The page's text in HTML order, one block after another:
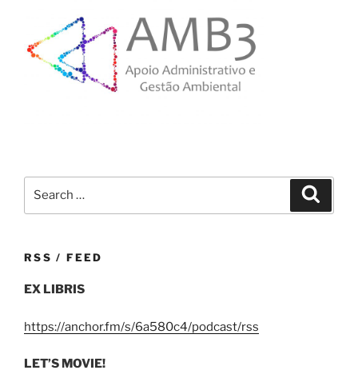
RSS / FEED
EX LIBRIS
https://anchor.fm/s/6a580c4/podcast/rss
LET’S MOVIE!